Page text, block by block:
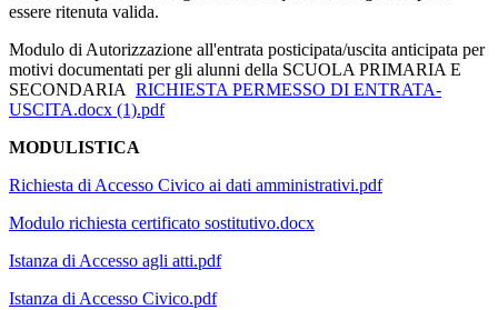
essere ritenuta valida.
Modulo di Autorizzazione all'entrata posticipata/uscita anticipata per
motivi documentati per gli alunni della SCUOLA PRIMARIA E
SECONDARIA RICHIESTA PERMESSO DI ENTRATA-
USCITA.docx (1).pdf
MODULISTICA
Richiesta di Accesso Civico ai dati amministrativi.pdf
Modulo richiesta certificato sostitutivo.docx
Istanza di Accesso agli atti.pdf
Istanza di Accesso Civico.pdf